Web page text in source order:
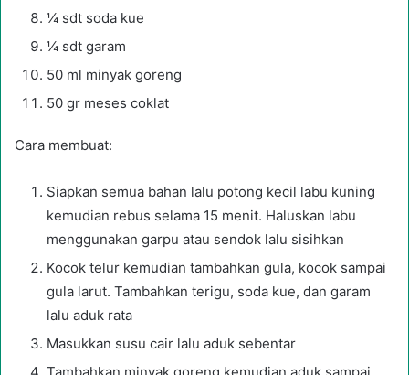
¼ sdt soda kue
¼ sdt garam
50 ml minyak goreng
50 gr meses coklat
Cara membuat:
Siapkan semua bahan lalu potong kecil labu kuning
kemudian rebus selama 15 menit. Haluskan labu
menggunakan garpu atau sendok lalu sisihkan
Kocok telur kemudian tambahkan gula, kocok sampai
gula larut. Tambahkan terigu, soda kue, dan garam
lalu aduk rata
Masukkan susu cair lalu aduk sebentar